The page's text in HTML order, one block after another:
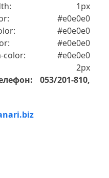
left-width: 1px
color: #e0e0e0
color: #e0e0e0
color: #e0e0e0
color: #e0e0e0
radius: 2px
053/201-810,